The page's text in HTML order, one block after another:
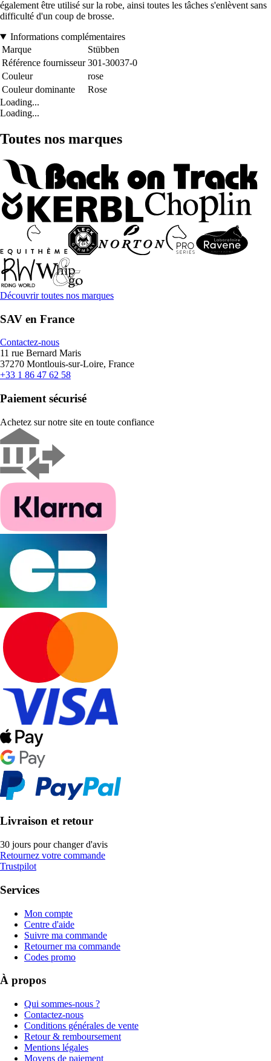
également être utilisé sur la robe, ainsi toutes les tâches s'enlèvent sans
difficulté d'un coup de brosse.
Informations complémentaires
Marque
Stübben
Référence fournisseur 301-30037-0
Couleur
rose
Couleur dominante
Rose
Loading...
Loading...
Toutes nos marques
Découvrir toutes nos marques
SAV en France
Contactez-nous
11 rue Bernard Maris
37270 Montlouis-sur-Loire, France
+33 1 86 47 62 58
Paiement sécurisé
Achetez sur notre site en toute confiance
Livraison et retour
30 jours pour changer d'avis
Retournez votre commande
Trustpilot
Services
Mon compte
Centre d'aide
Suivre ma commande
Retourner ma commande
Codes promo
À propos
Qui sommes-nous ?
Contactez-nous
Conditions générales de vente
Retour & remboursement
Mentions légales
Moyens de paiement